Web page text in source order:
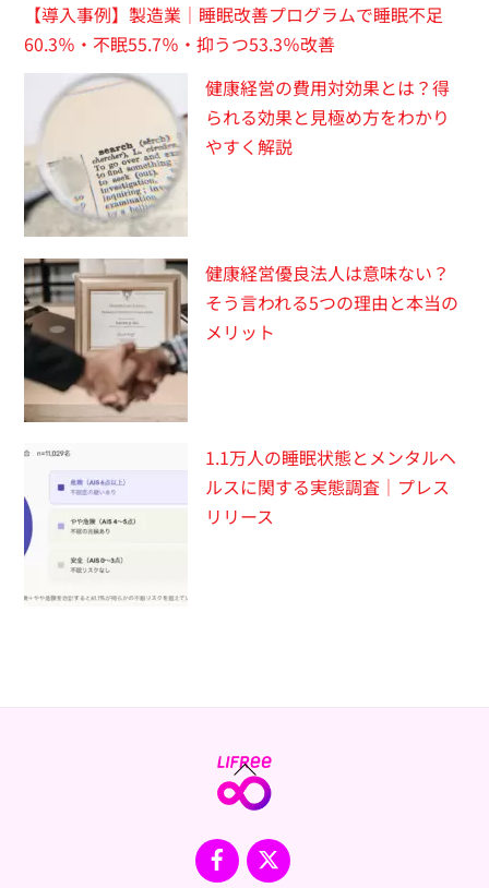
【導入事例】製造業｜睡眠改善プログラムで睡眠不足
60.3％・不眠55.7％・抑うつ53.3％改善
健康経営の費用対効果とは？得
られる効果と見極め方をわかり
やすく解説
健康経営優良法人は意味ない？
そう言われる5つの理由と本当の
メリット
1.1万人の睡眠状態とメンタルヘ
ルスに関する実態調査｜プレス
リリース
Back
To
Facebook
X